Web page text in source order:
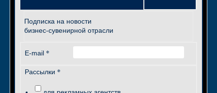
Подписка на новости
бизнес-сувенирной отрасли
E-mail *
Рассылки *